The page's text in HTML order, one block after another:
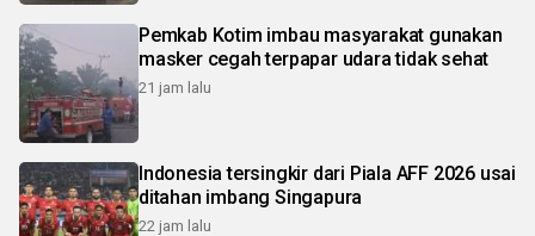
Pemkab Kotim imbau masyarakat gunakan
masker cegah terpapar udara tidak sehat
21 jam lalu
Indonesia tersingkir dari Piala AFF 2026 usai
ditahan imbang Singapura
22 jam lalu